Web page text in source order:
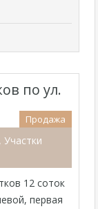
по ул.
Продажа
Участки
12 соток
первая